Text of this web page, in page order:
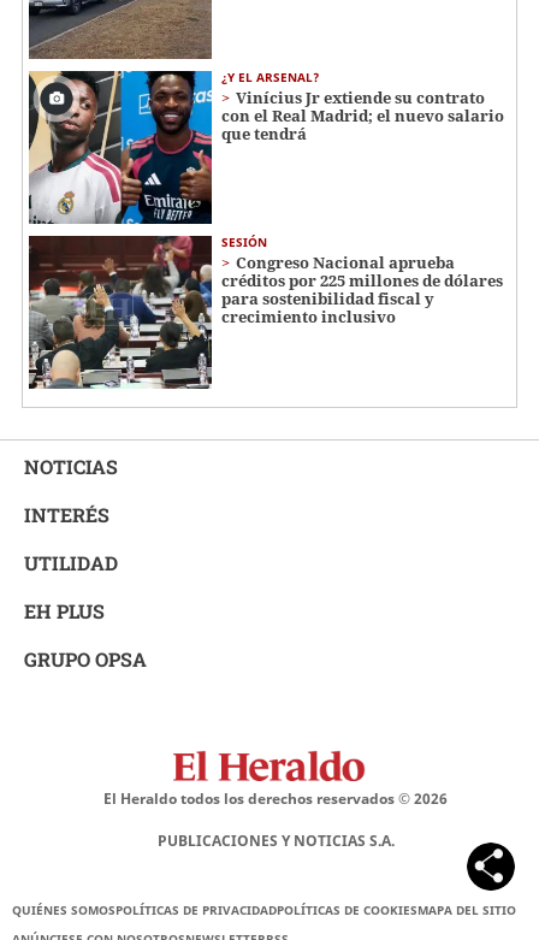
¿Y EL ARSENAL?
Vinícius Jr extiende su contrato
con el Real Madrid; el nuevo salario
que tendrá
SESIÓN
Congreso Nacional aprueba
créditos por 225 millones de dólares
para sostenibilidad fiscal y
crecimiento inclusivo
NOTICIAS
INTERÉS
UTILIDAD
EH PLUS
GRUPO OPSA
El Heraldo todos los derechos reservados ©2026
PUBLICACIONES Y NOTICIAS S.A.
QUIÉNES SOMOSPOLÍTICAS DE PRIVACIDADPOLÍTICAS DE COOKIESMAPA DEL SITIO